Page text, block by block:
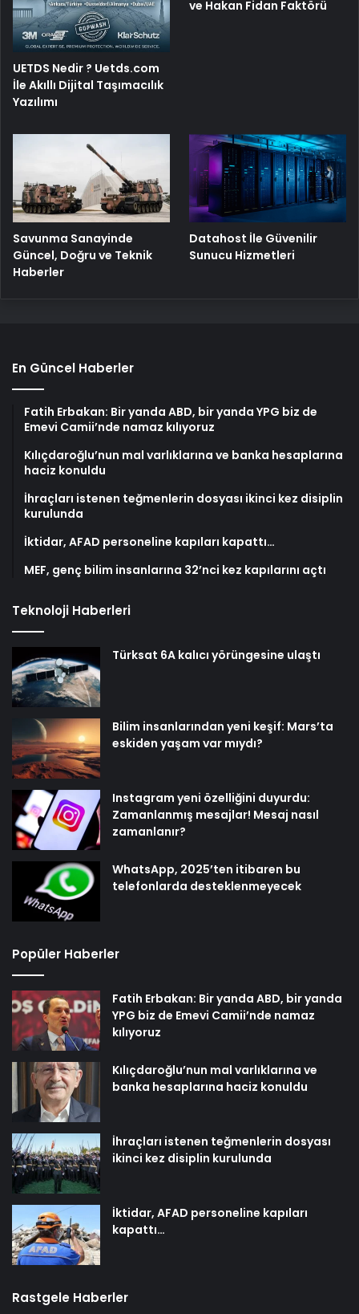
UETDS Nedir ? Uetds.com
İle Akıllı Dijital Taşımacılık
Yazılımı
ve Hakan Fidan Faktörü
Savunma Sanayinde
Güncel, Doğru ve Teknik
Haberler
Datahost İle Güvenilir
Sunucu Hizmetleri
En Güncel Haberler
Fatih Erbakan: Bir yanda ABD, bir yanda YPG biz de
Emevi Camii’nde namaz kılıyoruz
Kılıçdaroğlu’nun mal varlıklarına ve banka hesaplarına
haciz konuldu
İhraçları istenen teğmenlerin dosyası ikinci kez disiplin
kurulunda
İktidar, AFAD personeline kapıları kapattı…
MEF, genç bilim insanlarına 32’nci kez kapılarını açtı
Teknoloji Haberleri
Türksat 6A kalıcı yörüngesine ulaştı
Bilim insanlarından yeni keşif: Mars’ta
eskiden yaşam var mıydı?
Instagram yeni özelliğini duyurdu:
Zamanlanmış mesajlar! Mesaj nasıl
zamanlanır?
WhatsApp, 2025’ten itibaren bu
telefonlarda desteklenmeyecek
Popüler Haberler
Fatih Erbakan: Bir yanda ABD, bir yanda
YPG biz de Emevi Camii’nde namaz
kılıyoruz
Kılıçdaroğlu’nun mal varlıklarına ve
banka hesaplarına haciz konuldu
İhraçları istenen teğmenlerin dosyası
ikinci kez disiplin kurulunda
İktidar, AFAD personeline kapıları
kapattı…
Rastgele Haberler